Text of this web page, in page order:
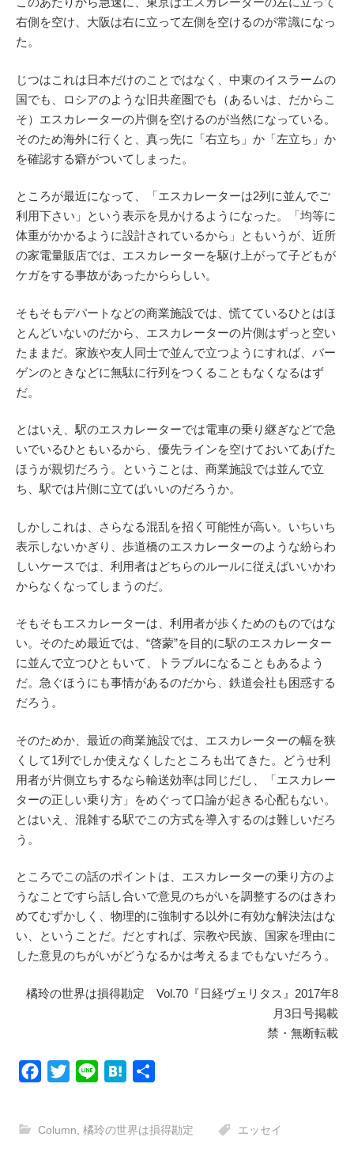
右側を空け、大阪は右に立って左側を空けるのが常識になっ
た。
じつはこれは日本だけのことではなく、中東のイスラームの
国でも、ロシアのような旧共産圏でも（あるいは、だからこ
そ）エスカレーターの片側を空けるのが当然になっている。
そのため海外に行くと、真っ先に「右立ち」か「左立ち」か
を確認する癖がついてしまった。
ところが最近になって、「エスカレーターは2列に並んでご
利用下さい」という表示を見かけるようになった。「均等に
体重がかかるように設計されているから」ともいうが、近所
の家電量販店では、エスカレーターを駆け上がって子どもが
ケガをする事故があったかららしい。
そもそもデパートなどの商業施設では、慌てているひとはほ
とんどいないのだから、エスカレーターの片側はずっと空い
たままだ。家族や友人同士で並んで立つようにすれば、バー
ゲンのときなどに無駄に行列をつくることもなくなるはず
だ。
とはいえ、駅のエスカレーターでは電車の乗り継ぎなどで急
いでいるひともいるから、優先ラインを空けておいてあげた
ほうが親切だろう。ということは、商業施設では並んで立
ち、駅では片側に立てばいいのだろうか。
しかしこれは、さらなる混乱を招く可能性が高い。いちいち
表示しないかぎり、歩道橋のエスカレーターのような紛らわ
しいケースでは、利用者はどちらのルールに従えばいいかわ
からなくなってしまうのだ。
そもそもエスカレーターは、利用者が歩くためのものではな
い。そのため最近では、“啓蒙”を目的に駅のエスカレーター
に並んで立つひともいて、トラブルになることもあるよう
だ。急ぐほうにも事情があるのだから、鉄道会社も困惑する
だろう。
そのためか、最近の商業施設では、エスカレーターの幅を狭
くして1列でしか使えなくしたところも出てきた。どうせ利
用者が片側立ちするなら輸送効率は同じだし、「エスカレー
ターの正しい乗り方」をめぐって口論が起きる心配もない。
とはいえ、混雑する駅でこの方式を導入するのは難しいだろ
う。
ところでこの話のポイントは、エスカレーターの乗り方のよ
うなことですら話し合いで意見のちがいを調整するのはきわ
めてむずかしく、物理的に強制する以外に有効な解決法はな
い、ということだ。だとすれば、宗教や民族、国家を理由に
した意見のちがいがどうなるかは考えるまでもないだろう。
橘玲の世界は損得勘定 Vol.70『日経ヴェリタス』2017年8
月3日号掲載
禁・無断転載
e
t
e
e
Column 橘玲の世界は損得勘定 エッセイ